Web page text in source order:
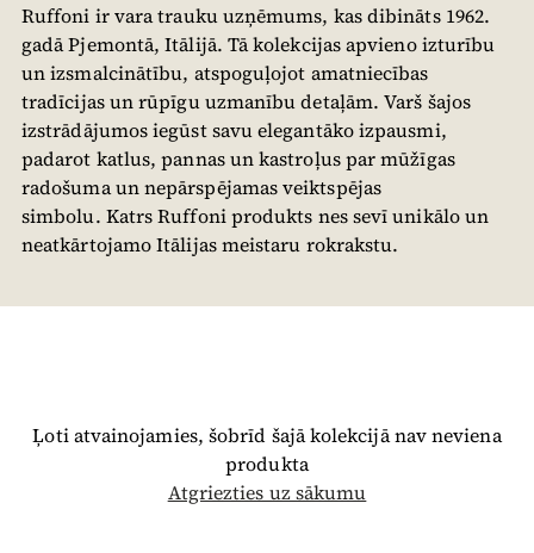
Ruffoni ir vara trauku uzņēmums, kas dibināts 1962.
gadā Pjemontā, Itālijā. Tā kolekcijas apvieno izturību
un izsmalcinātību, atspoguļojot amatniecības
tradīcijas un rūpīgu uzmanību detaļām. Varš šajos
izstrādājumos iegūst savu elegantāko izpausmi,
padarot katlus, pannas un kastroļus par mūžīgas
radošuma un nepārspējamas veiktspējas
simbolu. Katrs Ruffoni produkts nes sevī unikālo un
neatkārtojamo Itālijas meistaru rokrakstu.
Ļoti atvainojamies, šobrīd šajā kolekcijā nav neviena
produkta
Atgriezties uz sākumu